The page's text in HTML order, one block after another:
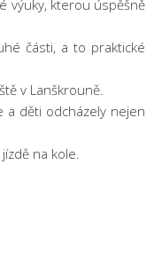
výuky, kterou úspěšně
části, a to praktické
v Lanškrouně.
a děti odcházely nejen
na kole.